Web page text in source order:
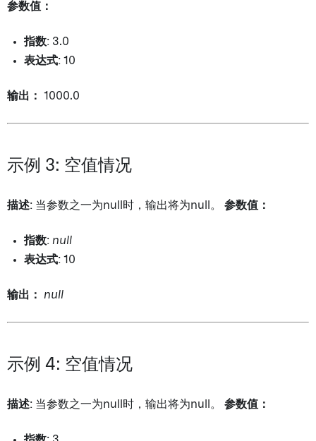
参数值：
指数: 3.0
表达式: 10
输出： 1000.0
示例 3: 空值情况
描述: 当参数之一为null时，输出将为null。 参数值：
指数: null
表达式: 10
输出： null
示例 4: 空值情况
描述: 当参数之一为null时，输出将为null。 参数值：